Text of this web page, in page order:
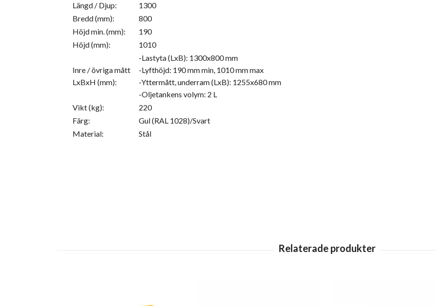
Längd / Djup:
1300
Bredd (mm):
800
Höjd min. (mm):
190
Höjd (mm):
1010
Inre / övriga mått
LxBxH (mm):
-Lastyta (LxB): 1300x800 mm
-Lyfthöjd: 190 mm min, 1010 mm max
-Yttermått, underram (LxB): 1255x680 mm
-Oljetankens volym: 2 L
Vikt (kg):
220
Färg:
Gul (RAL 1028)/Svart
Material:
Stål